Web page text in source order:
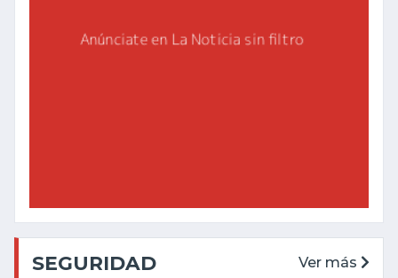
SEGURIDAD Ver más